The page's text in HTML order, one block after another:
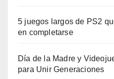
5 juegos largos de PS2
en completarse
Día de la Madre y
para Unir Generaciones